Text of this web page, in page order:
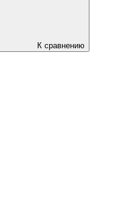
К сравнению